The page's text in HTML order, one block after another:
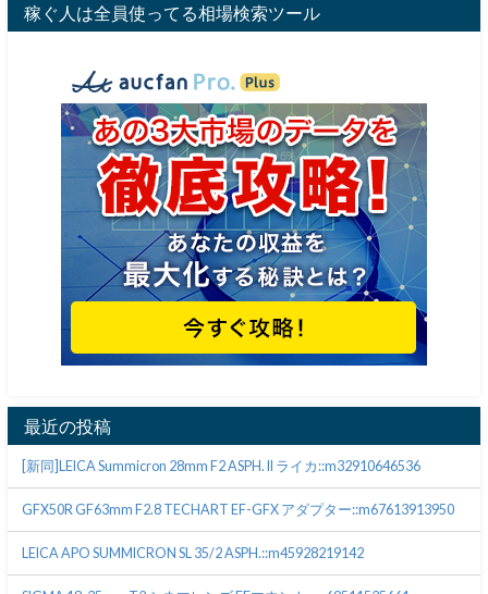
稼ぐ人は全員使ってる相場検索ツール
最近の投稿
[新同]LEICA Summicron 28mm F2 ASPH. II ライカ::m32910646536
GFX50R GF63mm F2.8 TECHART EF-GFX アダプター::m67613913950
LEICA APO SUMMICRON SL 35/2 ASPH.::m45928219142